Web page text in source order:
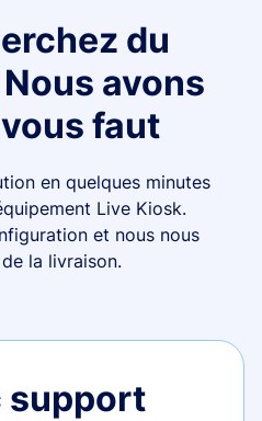
du
avons
faut
en quelques minutes
Live Kiosk.
et nous nous
la livraison.
support